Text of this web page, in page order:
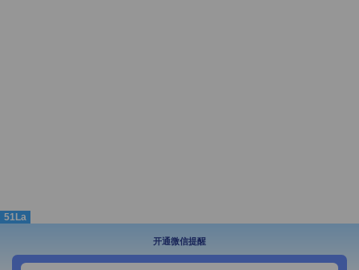
51La
开通微信提醒